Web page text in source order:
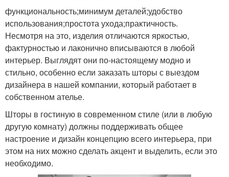
функциональность;минимум деталей;удобство
использования;простота ухода;практичность.
Несмотря на это, изделия отличаются яркостью,
фактурностью и лаконично вписываются в любой
интерьер. Выглядят они по-настоящему модно и
стильно, особенно если заказать шторы с выездом
дизайнера в нашей компании, который работает в
собственном ателье.
Шторы в гостиную в современном стиле (или в любую
другую комнату) должны поддерживать общее
настроение и дизайн концепцию всего интерьера, при
этом на них можно сделать акцент и выделить, если это
необходимо.